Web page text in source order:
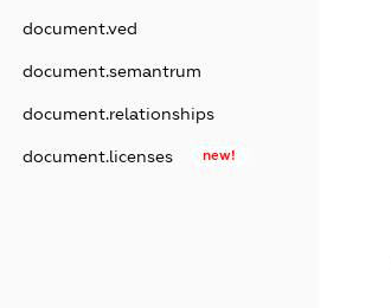
document.ved
document.semantrum
document.relationships
document.licenses new!